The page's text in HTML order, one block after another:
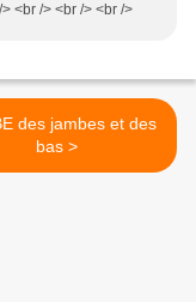
<br /> <br /> <br />
des jambes et des
bas >